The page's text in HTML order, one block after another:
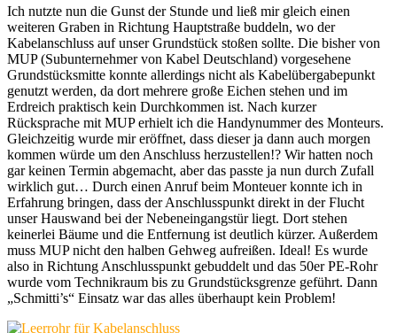
Ich nutzte nun die Gunst der Stunde und ließ mir gleich einen
weiteren Graben in Richtung Hauptstraße buddeln, wo der
Kabelanschluss auf unser Grundstück stoßen sollte. Die bisher von
MUP (Subunternehmer von Kabel Deutschland) vorgesehene
Grundstücksmitte konnte allerdings nicht als Kabelübergabepunkt
genutzt werden, da dort mehrere große Eichen stehen und im
Erdreich praktisch kein Durchkommen ist. Nach kurzer
Rücksprache mit MUP erhielt ich die Handynummer des Monteurs.
Gleichzeitig wurde mir eröffnet, dass dieser ja dann auch morgen
kommen würde um den Anschluss herzustellen!? Wir hatten noch
gar keinen Termin abgemacht, aber das passte ja nun durch Zufall
wirklich gut… Durch einen Anruf beim Monteuer konnte ich in
Erfahrung bringen, dass der Anschlusspunkt direkt in der Flucht
unser Hauswand bei der Nebeneingangstür liegt. Dort stehen
keinerlei Bäume und die Entfernung ist deutlich kürzer. Außerdem
muss MUP nicht den halben Gehweg aufreißen. Ideal! Es wurde
also in Richtung Anschlusspunkt gebuddelt und das 50er PE-Rohr
wurde vom Technikraum bis zu Grundstücksgrenze geführt. Dann
„Schmitti’s“ Einsatz war das alles überhaupt kein Problem!